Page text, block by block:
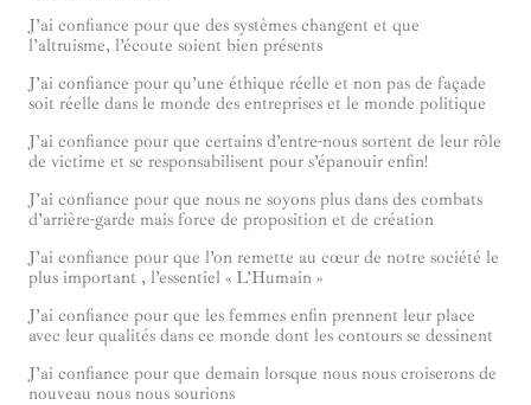
J’ai confiance pour que des systèmes changent et que
l’altruisme, l’écoute soient bien présents
J’ai confiance pour qu’une éthique réelle et non pas de façade
soit réelle dans le monde des entreprises et le monde politique
J’ai confiance pour que certains d’entre-nous sortent de leur rôle
de victime et se responsabilisent pour s’épanouir enfin!
J’ai confiance pour que nous ne soyons plus dans des combats
d’arrière-garde mais force de proposition et de création
J’ai confiance pour que l’on remette au cœur de notre société le
plus important , l’essentiel « L’Humain »
J’ai confiance pour que les femmes enfin prennent leur place
avec leur qualités dans ce monde dont les contours se dessinent
J’ai confiance pour que demain lorsque nous nous croiserons de
nouveau nous nous sourions